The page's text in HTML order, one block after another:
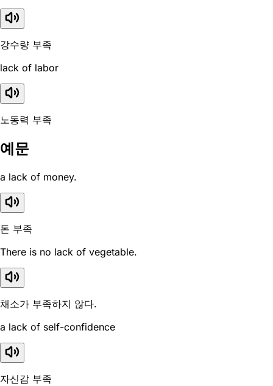
강수량 부족
lack of labor
노동력 부족
예문
a lack of money.
돈 부족
There is no lack of vegetable.
채소가 부족하지 않다.
a lack of self-confidence
자신감 부족